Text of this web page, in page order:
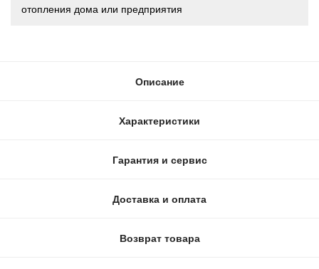
отопления дома или предприятия
Описание
Характеристики
Гарантия и сервис
Доставка и оплата
Возврат товара